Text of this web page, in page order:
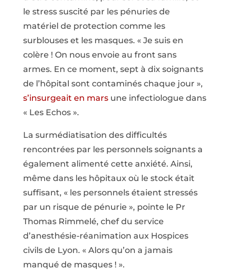
le stress suscité par les pénuries de
matériel de protection comme les
surblouses et les masques. « Je suis en
colère ! On nous envoie au front sans
armes. En ce moment, sept à dix soignants
de l’hôpital sont contaminés chaque jour »,
s’insurgeait en marsune infectiologue dans
« Les Echos ».
La surmédiatisation des difficultés
rencontrées par les personnels soignants a
également alimenté cette anxiété. Ainsi,
même dans les hôpitaux où le stock était
suffisant, « les personnels étaient stressés
par un risque de pénurie », pointe le Pr
Thomas Rimmelé, chef du service
d’anesthésie-réanimation aux Hospices
civils de Lyon. « Alors qu’on a jamais
manqué de masques ! ».